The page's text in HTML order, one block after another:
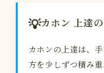
💡カホン 上達
カホンの上達は、
方を少しずつ積み